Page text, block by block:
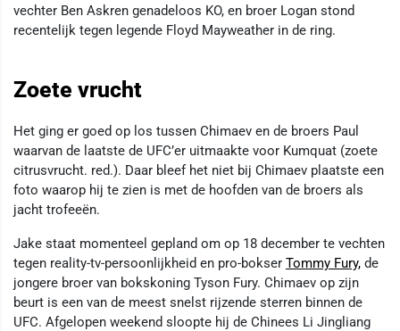
vechter Ben Askren genadeloos KO, en broer Logan stond
recentelijk tegen legende Floyd Mayweather in de ring.
Zoete vrucht
Het ging er goed op los tussen Chimaev en de broers Paul
waarvan de laatste de UFC’er uitmaakte voor Kumquat (zoete
citrusvrucht. red.). Daar bleef het niet bij Chimaev plaatste een
foto waarop hij te zien is met de hoofden van de broers als
jacht trofeeën.
Jake staat momenteel gepland om op 18 december te vechten
tegen reality-tv-persoonlijkheid en pro-bokser Tommy Fury, de
jongere broer van bokskoning Tyson Fury. Chimaev op zijn
beurt is een van de meest snelst rijzende sterren binnen de
UFC. Afgelopen weekend sloopte hij de Chinees Li Jingliang